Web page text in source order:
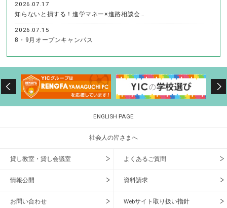
2026.07.17
知らないと損する！進学マネー×進路相談会…
2026.07.15
8・9月オープンキャンパス
ENGLISH PAGE
社会人の皆さまへ
貸し教室・貸し会議室 よくあるご質問
情報公開 資料請求
お問い合わせ Webサイト取り扱い指針